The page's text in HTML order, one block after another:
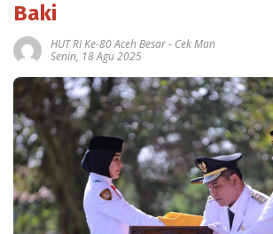
Baki
HUT RI Ke-80 Aceh Besar- Cek Man
Senin, 18 Agu 2025